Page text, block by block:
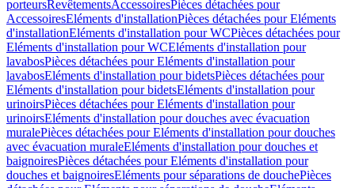
porteursRevêtementsAccessoiresPièces détachées pour
AccessoiresEléments d'installationPièces détachées pour Eléments
d'installationEléments d'installation pour WCPièces détachées pour
Eléments d'installation pour WCEléments d'installation pour
lavabosPièces détachées pour Eléments d'installation pour
lavabosEléments d'installation pour bidetsPièces détachées pour
Eléments d'installation pour bidetsEléments d'installation pour
urinoirsPièces détachées pour Eléments d'installation pour
urinoirsEléments d'installation pour douches avec évacuation
muralePièces détachées pour Eléments d'installation pour douches
avec évacuation muraleEléments d'installation pour douches et
baignoiresPièces détachées pour Eléments d'installation pour
douches et baignoiresEléments pour séparations de douchePièces